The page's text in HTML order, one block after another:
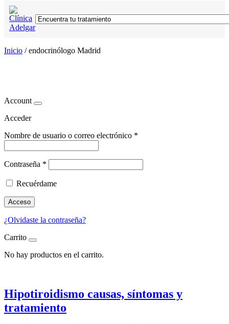
Inicio /endocrinólogo Madrid
Account
Acceder
Nombre de usuario o correo electrónico *
Contraseña *
Recuérdame
Acceso
¿Olvidaste la contraseña?
Carrito
No hay productos en el carrito.
Hipotiroidismo causas, síntomas y
tratamiento